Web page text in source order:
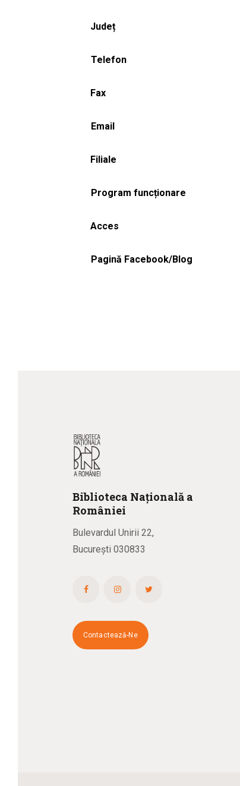
Județ
Telefon
Fax
Email
Filiale
Program funcționare
Acces
Pagină Facebook/Blog
Biblioteca Națională a
României
Bulevardul Unirii 22,
București 030833
Contactează-Ne